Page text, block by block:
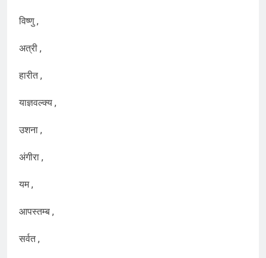
विष्णु ,
अत्री ,
हारीत ,
याज्ञवल्क्य ,
उशना ,
अंगीरा ,
यम ,
आपस्तम्ब ,
सर्वत ,